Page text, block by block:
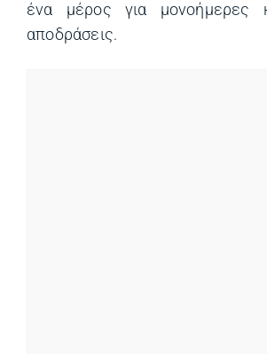
ένα μέρος για μονοήμερες
αποδράσεις.